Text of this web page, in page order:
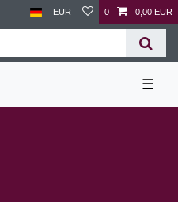
EUR 0 0,00 EUR
☰